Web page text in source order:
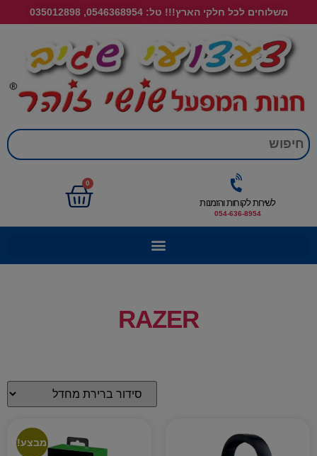
משלוחים לכל חלקי הארץ!!! טל: 0546368954, 035012898
לשירות לקוחות והזמנות
054-636-8954
0
RAZER
מבצע!